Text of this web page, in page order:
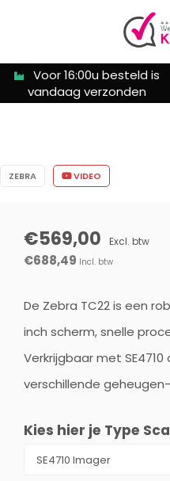
Gratis verzending vanaf €
50,00
ZEBRA VIDEO
€569,00 Excl. btw
€688,49 Incl. btw
De Zebra TC22 is een
inch scherm, snelle
Verkrijgbaar met SE4710
verschillende
Kies hier je Type